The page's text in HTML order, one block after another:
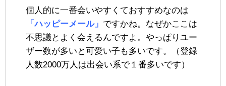
個人的に一番会いやすくておすすめなのは
「ハッピーメール」 ですかね。なぜかここは
不思議とよく会えるんですよ。やっぱりユー
ザー数が多いと可愛い子も多いです。（登録
人数2000万人は出会い系で１番多いです）